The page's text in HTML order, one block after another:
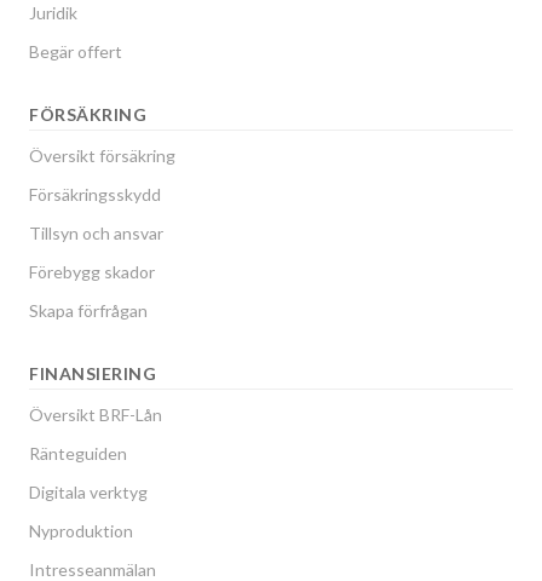
Juridik
Begär offert
FÖRSÄKRING
Översikt försäkring
Försäkringsskydd
Tillsyn och ansvar
Förebygg skador
Skapa förfrågan
FINANSIERING
Översikt BRF-Lån
Ränteguiden
Digitala verktyg
Nyproduktion
Intresseanmälan